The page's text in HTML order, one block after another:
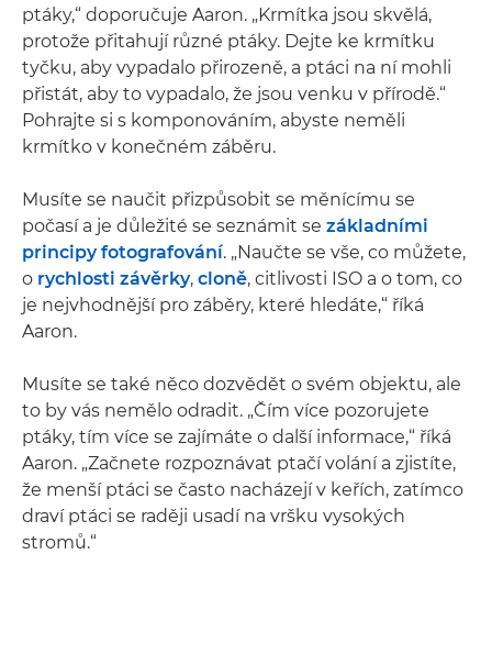
ptáky,“ doporučuje Aaron. „Krmítka jsou skvělá,
protože přitahují různé ptáky. Dejte ke krmítku
tyčku, aby vypadalo přirozeně, a ptáci na ní mohli
přistát, aby to vypadalo, že jsou venku v přírodě.“
Pohrajte si s komponováním, abyste neměli
krmítko v konečném záběru.
Musíte se naučit přizpůsobit se měnícímu se
počasí a je důležité se seznámit se základními
principy fotografování. „Naučte se vše, co můžete,
o rychlosti závěrky, cloně, citlivosti ISO a o tom, co
je nejvhodnější pro záběry, které hledáte,“ říká
Aaron.
Musíte se také něco dozvědět o svém objektu, ale
to by vás nemělo odradit. „Čím více pozorujete
ptáky, tím více se zajímáte o další informace,“ říká
Aaron. „Začnete rozpoznávat ptačí volání a zjistíte,
že menší ptáci se často nacházejí v keřích, zatímco
draví ptáci se raději usadí na vršku vysokých
stromů.“